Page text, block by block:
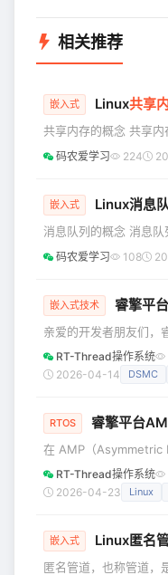
相关推荐
嵌入式 Linux共享
共享内存的概念 共享内
的内存映射到自己的进
中的状态，例如当前的电脑中：
码农爱学习 224
嵌入式 Linux消息
消息队列的概念 消息队
列都有一个队列头，
msg_queue { struct ipc_perm q_perm; time_t q_stime; //
码农爱学习 108
嵌入式技术 睿擎平台
亲爱的开发者朋友们，
年 4 月 2 日正式发布
本更新。本次更新在
（SHM）示例工程、
要特性，进一步完善了
验和工业外设驱动生态
本次更新覆盖内核、应
RT-Thread操作系统
2026-04-14
DSMC
RTOS 睿擎平台
在 AMP（Asymmetric
Processing，非对称多
架构中，Linux 和 RT-
核心问题。 上一篇文章
RT-Thread操作系统
2026-04-23
Linux
嵌入式 Linux匿名
匿名管道，也称管道，